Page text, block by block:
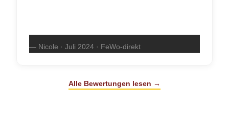
— Nicole · Juli 2024 · FeWo-direkt
Alle Bewertungen lesen →